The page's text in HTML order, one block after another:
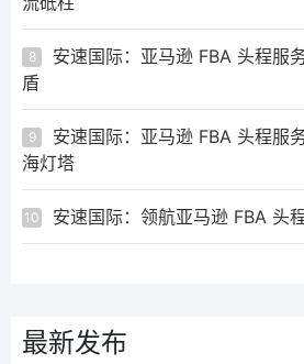
8
安速国际：亚马逊 FBA 头程服
盾
9
安速国际：亚马逊 FBA 头程服
海灯塔
10 安速国际：领航亚马逊 FBA 头
最新发布